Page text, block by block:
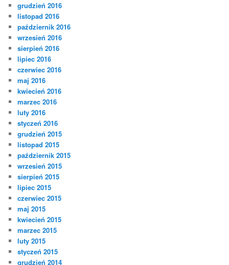
grudzień 2016
listopad 2016
październik 2016
wrzesień 2016
sierpień 2016
lipiec 2016
czerwiec 2016
maj 2016
kwiecień 2016
marzec 2016
luty 2016
styczeń 2016
grudzień 2015
listopad 2015
październik 2015
wrzesień 2015
sierpień 2015
lipiec 2015
czerwiec 2015
maj 2015
kwiecień 2015
marzec 2015
luty 2015
styczeń 2015
grudzień 2014